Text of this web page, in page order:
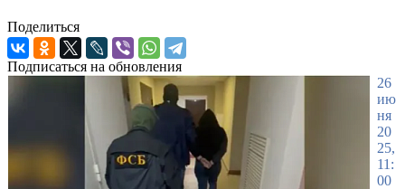
Поделиться
Подписаться на обновления
26
ию
ня
20
25,
11:
00